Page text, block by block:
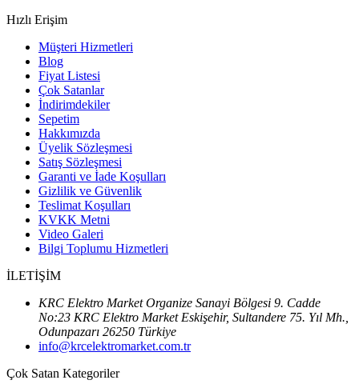
Hızlı Erişim
Müşteri Hizmetleri
Blog
Fiyat Listesi
Çok Satanlar
İndirimdekiler
Sepetim
Hakkımızda
Üyelik Sözleşmesi
Satış Sözleşmesi
Garanti ve İade Koşulları
Gizlilik ve Güvenlik
Teslimat Koşulları
KVKK Metni
Video Galeri
Bilgi Toplumu Hizmetleri
İLETİŞİM
KRC Elektro Market Organize Sanayi Bölgesi 9. Cadde
No:23 KRC Elektro Market Eskişehir, Sultandere 75. Yıl Mh.,
Odunpazarı 26250 Türkiye
info@krcelektromarket.com.tr
Çok Satan Kategoriler